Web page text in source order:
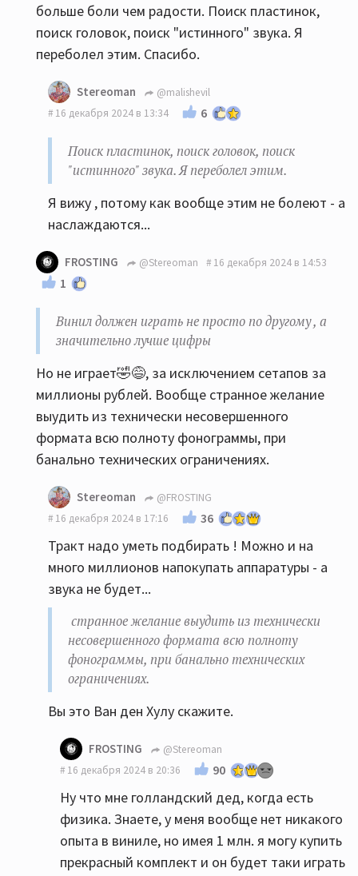
больше боли чем радости. Поиск пластинок,
поиск головок, поиск "истинного" звука. Я
переболел этим. Спасибо.
Stereoman
@malishevil
16 декабря 2024 в 13:34
6
Поиск пластинок, поиск головок, поиск
"истинного" звука. Я переболел этим.
Я вижу , потому как вообще этим не болеют - а
наслаждаются...
FROSTING @Stereoman 16 декабря 2024 в 14:53
1
Винил должен играть не просто по другому , а
значительно лучше цифры
Но не играет🤣😅, за исключением сетапов за
миллионы рублей. Вообще странное желание
выудить из технически несовершенного
формата всю полноту фонограммы, при
банально технических ограничениях.
Stereoman
@FROSTING
16 декабря 2024 в 17:16
36
Тракт надо уметь подбирать ! Можно и на
много миллионов напокупать аппаратуры - а
звука не будет...
странное желание выудить из технически
несовершенного формата всю полноту
фонограммы, при банально технических
ограничениях.
Вы это Ван ден Хулу скажите.
FROSTING
@Stereoman
16 декабря 2024 в 20:36
90
Ну что мне голландский дед, когда есть
физика. Знаете, у меня вообще нет никакого
опыта в виниле, но имея 1 млн. я могу купить
прекрасный комплект и он будет таки играть